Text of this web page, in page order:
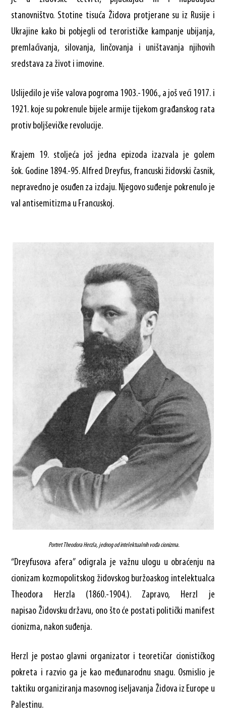
stanovništvo. Stotine tisuća Židova protjerane su iz Rusije i
Ukrajine kako bi pobjegli od terorističke kampanje ubijanja,
premlaćivanja, silovanja, linčovanja i uništavanja njihovih
sredstava za život i imovine.
Uslijedilo je više valova pogroma 1903.-1906., a još veći 1917. i
1921. koje su pokrenule bijele armije tijekom građanskog rata
protiv boljševičke revolucije.
Krajem 19. stoljeća još jedna epizoda izazvala je golem
šok. Godine 1894.-95. Alfred Dreyfus, francuski židovski časnik,
nepravedno je osuđen za izdaju. Njegovo suđenje pokrenulo je
val antisemitizma u Francuskoj.
Portret Theodora Herzla, jednog od intelektualnih vođa cionizma.
“Dreyfusova afera” odigrala je važnu ulogu u obraćenju na
cionizam kozmopolitskog židovskog buržoaskog intelektualca
Theodora Herzla (1860.-1904.). Zapravo, Herzl je
napisao Židovsku državu, ono što će postati politički manifest
cionizma, nakon suđenja.
Herzl je postao glavni organizator i teoretičar cionističkog
pokreta i razvio ga je kao međunarodnu snagu. Osmislio je
taktiku organiziranja masovnog iseljavanja Židova iz Europe u
Palestinu.